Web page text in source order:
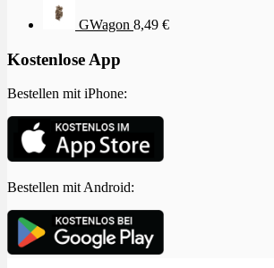
GWagon 8,49 €
Kostenlose App
Bestellen mit iPhone:
Bestellen mit Android: